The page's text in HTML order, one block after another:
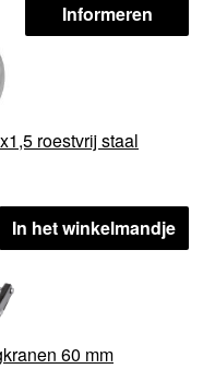
Informeren
roestvrij staal
In het winkelmandje
60 mm